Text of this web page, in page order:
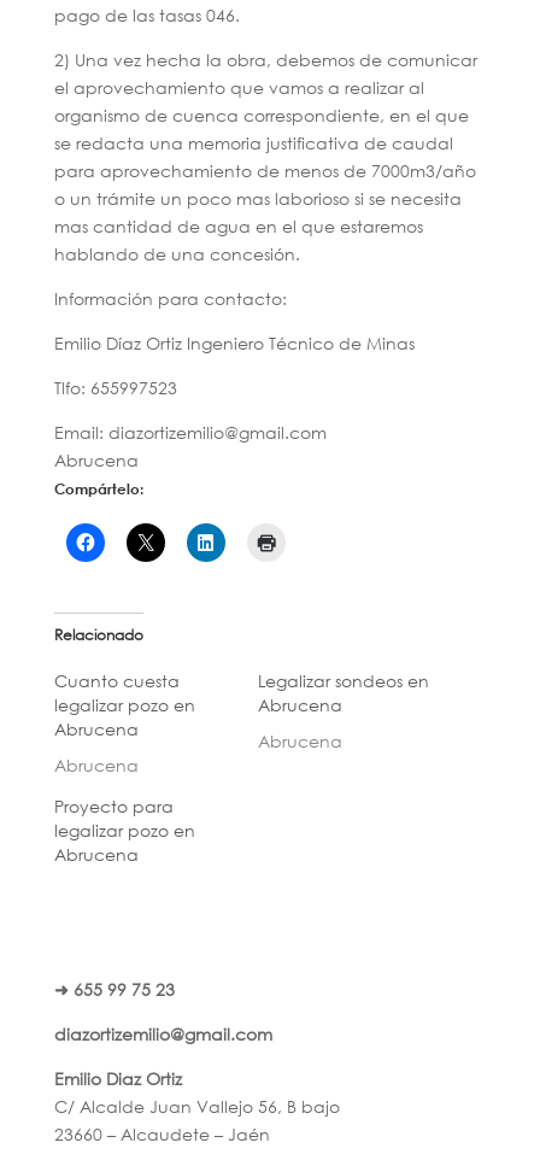
pago de las tasas 046.
2) Una vez hecha la obra, debemos de comunicar
el aprovechamiento que vamos a realizar al
organismo de cuenca correspondiente, en el que
se redacta una memoria justificativa de caudal
para aprovechamiento de menos de 7000m3/año
o un trámite un poco mas laborioso si se necesita
mas cantidad de agua en el que estaremos
hablando de una concesión.
Información para contacto:
Emilio Díaz Ortiz Ingeniero Técnico de Minas
Tlfo: 655997523
Email: diazortizemilio@gmail.com
Abrucena
Compártelo:
Relacionado
Cuanto cuesta
legalizar pozo en
Abrucena
Abrucena
Legalizar sondeos en
Abrucena
Abrucena
Proyecto para
legalizar pozo en
Abrucena
➜ 655 99 75 23
diazortizemilio@gmail.com
Emilio Diaz Ortiz
C/ Alcalde Juan Vallejo 56, B bajo
23660 – Alcaudete – Jaén